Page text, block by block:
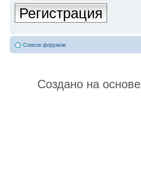
Регистрация
Список форумов
Создано на основе